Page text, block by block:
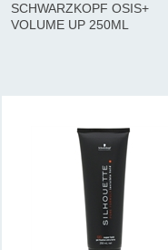
SCHWARZKOPF OSIS+
VOLUME UP 250ML